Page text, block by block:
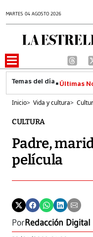
MARTES 04 AGOSTO 2026
Últimas
Inicio> Vida y cultura>
CULTURA
Padre,
película
PorRedacción